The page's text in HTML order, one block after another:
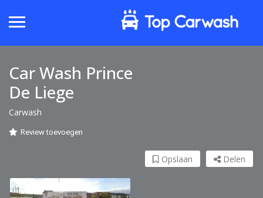
Car Wash Prince
De Liege
Carwash
Review toevoegen
Delen
Opslaan